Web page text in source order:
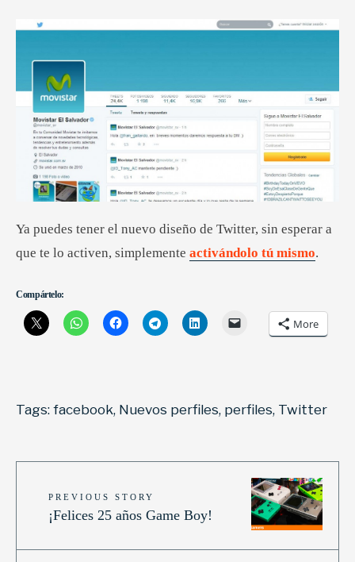
Ya puedes tener el nuevo diseño de Twitter, sin esperar a
que te lo activen, simplemente activándolo tú mismo.
Compártelo:
More
Tags: facebook, Nuevos perfiles, perfiles, Twitter
PREVIOUS STORY
¡Felices 25 años Game Boy!